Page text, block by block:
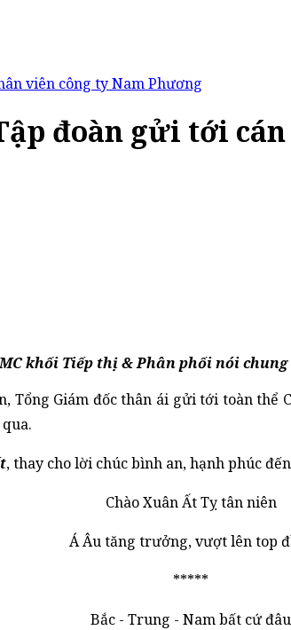
viên công ty Nam Phương
đoàn gửi tới
khối Tiếp thị & Phân phối nói
Tổng Giám đốc thân ái gửi tới toàn
, thay cho lời chúc bình an, hạnh phúc
Chào Xuân Ất Tỵ tân niên
Á Âu tăng trưởng, vượt lên top
*****
Bắc - Trung - Nam bất cứ đâu